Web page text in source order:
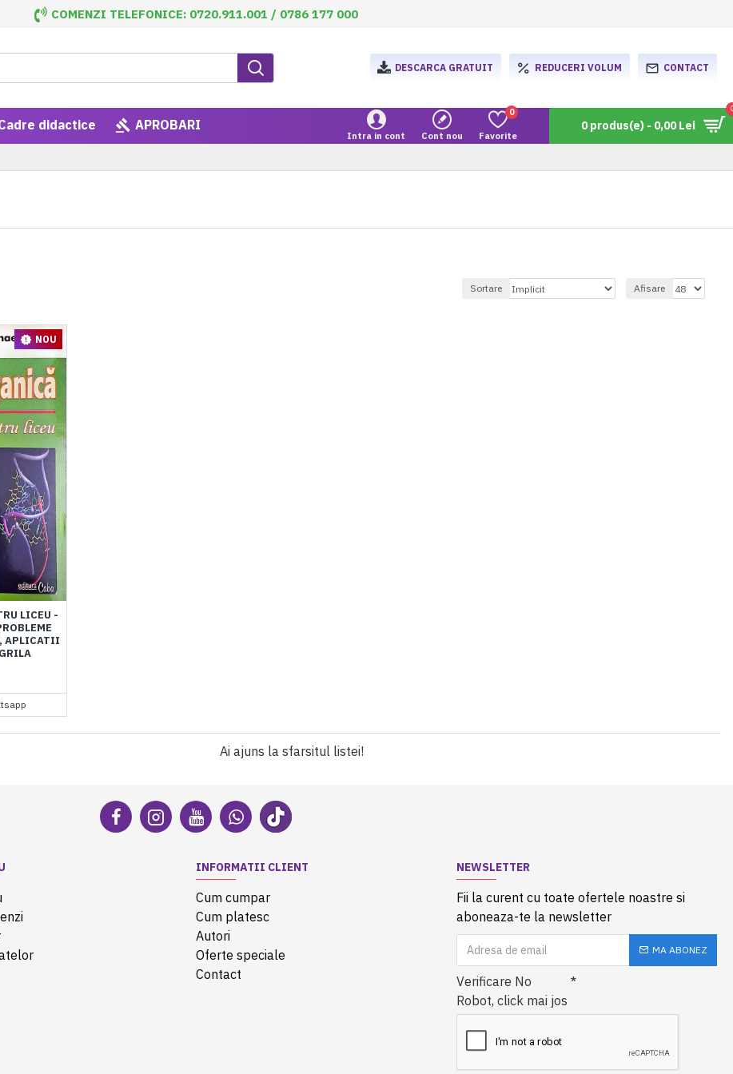
COMENZI TELEFONICE: 0720.911.001 / 0786 177 000
DESCARCA GRATUIT REDUCERI VOLUM CONTACT
didactice APROBARI
Intra in cont Cont nou Favorite
0
0 produs(e) - 0,00 Lei
Sortare Afisare
NOU
LICEU -
APLICATII
Ai ajuns la sfarsitul listei!
INFORMATII CLIENT
Cum cumpar
Cum platesc
Autori
Oferte speciale
Contact
NEWSLETTER
Fii la curent cu toate ofertele noastre si
aboneaza-te la newsletter
MA ABONEZ
Verificare No
Robot, click mai jos